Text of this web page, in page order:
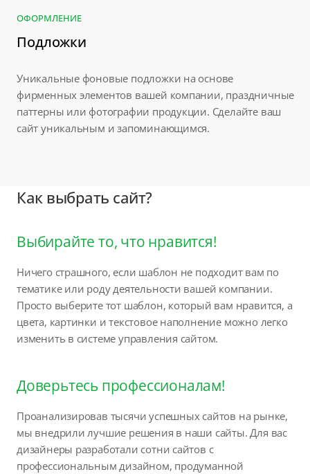
ОФОРМЛЕНИЕ
Подложки
Уникальные фоновые подложки на основе
фирменных элементов вашей компании, праздничные
паттерны или фотографии продукции. Сделайте ваш
сайт уникальным и запоминающимся.
Как выбрать сайт?
Выбирайте то, что нравится!
Ничего страшного, если шаблон не подходит вам по
тематике или роду деятельности вашей компании.
Просто выберите тот шаблон, который вам нравится, а
цвета, картинки и текстовое наполнение можно легко
изменить в системе управления сайтом.
Доверьтесь профессионалам!
Проанализировав тысячи успешных сайтов на рынке,
мы внедрили лучшие решения в наши сайты. Для вас
дизайнеры разработали сотни сайтов с
профессиональным дизайном, продуманной